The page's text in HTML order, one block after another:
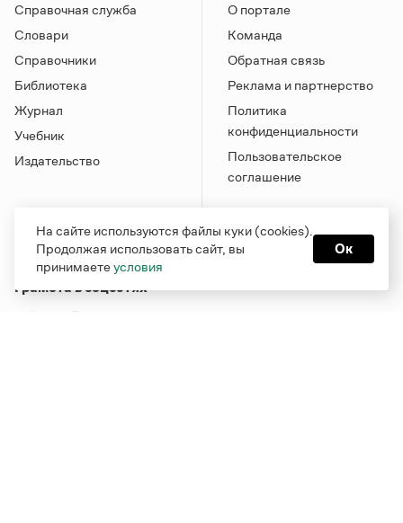
Справочная служба
Словари
Справочники
Библиотека
Журнал
Учебник
Издательство
О портале
Команда
Обратная связь
Реклама и партнерство
Политика
конфиденциальности
Пользовательское
соглашение
Грамота в соцсетях
На сайте используются файлы куки (cookies).
Продолжая использовать сайт, вы
принимаетеусловия
Ок